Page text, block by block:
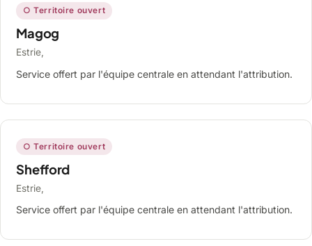
○ Territoire ouvert
Magog
Estrie,
Service offert par l'équipe centrale en attendant l'attribution.
○ Territoire ouvert
Shefford
Estrie,
Service offert par l'équipe centrale en attendant l'attribution.